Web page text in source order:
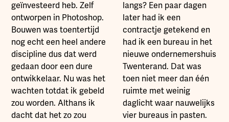
geïnvesteerd heb. Zelf
ontworpen in Photoshop.
Bouwen was toentertijd
nog echt een heel andere
discipline dus dat werd
gedaan door een dure
ontwikkelaar. Nu was het
wachten totdat ik gebeld
zou worden. Althans ik
dacht dat het zo zou
langs? Een paar dagen
later had ik een
contractje getekend en
had ik een bureau in het
nieuwe ondernemershuis
Twenterand. Dat was
toen niet meer dan één
ruimte met weinig
daglicht waar nauwelijks
vier bureaus in pasten.